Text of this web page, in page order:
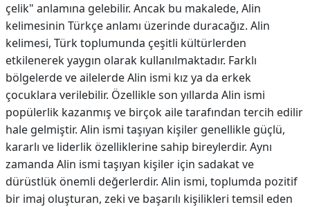
çelik" anlamına gelebilir. Ancak bu makalede, Alin
kelimesinin Türkçe anlamı üzerinde duracağız. Alin
kelimesi, Türk toplumunda çeşitli kültürlerden
etkilenerek yaygın olarak kullanılmaktadır. Farklı
bölgelerde ve ailelerde Alin ismi kız ya da erkek
çocuklara verilebilir. Özellikle son yıllarda Alin ismi
popülerlik kazanmış ve birçok aile tarafından tercih edilir
hale gelmiştir. Alin ismi taşıyan kişiler genellikle güçlü,
kararlı ve liderlik özelliklerine sahip bireylerdir. Aynı
zamanda Alin ismi taşıyan kişiler için sadakat ve
dürüstlük önemli değerlerdir. Alin ismi, toplumda pozitif
bir imaj oluşturan, zeki ve başarılı kişilikleri temsil eden